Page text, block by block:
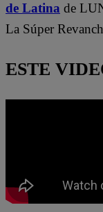
de Latina de
La Súper
ESTE